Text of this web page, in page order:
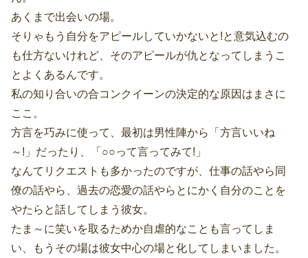
あくまで出会いの場。
そりゃもう自分をアピールしていかないと!と意気込むの
も仕方ないけれど、そのアピールが仇となってしまうこ
とよくあるんです。
私の知り合いの合コンクイーンの決定的な原因はまさに
ここ。
方言を巧みに使って、最初は男性陣から「方言いいね
～!」だったり、「○○って言ってみて!」
なんてリクエストも多かったのですが、仕事の話やら同
僚の話やら、過去の恋愛の話やらとにかく自分のことを
やたらと話してしまう彼女。
たま～に笑いを取るためか自虐的なことも言ってしま
い、もうその場は彼女中心の場と化してしまいました。